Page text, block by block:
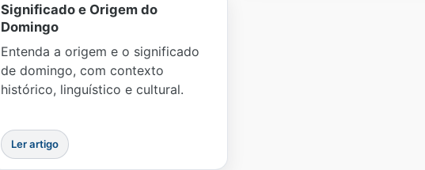
Significado e Origem do
Domingo
Entenda a origem e o significado
de domingo, com contexto
histórico, linguístico e cultural.
Ler artigo